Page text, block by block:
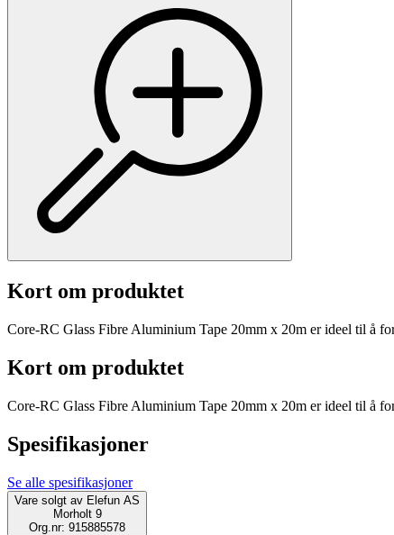
Kort om produktet
Core-RC Glass Fibre Aluminium Tape 20mm x 20m er ideel til å
Kort om produktet
Core-RC Glass Fibre Aluminium Tape 20mm x 20m er ideel til å
Spesifikasjoner
Se alle spesifikasjoner
Vare solgt av Elefun AS
Morholt 9
Org.nr: 915885578